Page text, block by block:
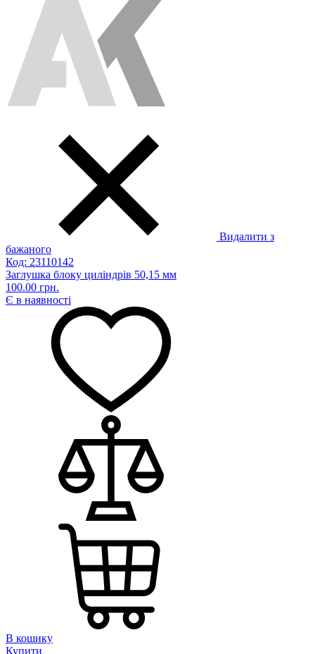
Видалити з
бажаного
Код: 23110142
Заглушка блоку циліндрів 50,15 мм
100.00 грн.
Є в наявності
В кошику
Купити